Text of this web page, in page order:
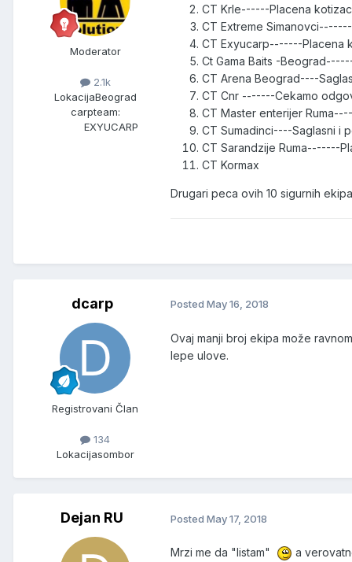
Moderator
2.1k
LokacijaBeograd
carpteam:
EXYUCARP
CT Krle------Placena
CT Extreme
CT Exyucarp-------Placena
Ct Gama Baits -
CT Arena Beograd----
CT Cnr -------Cekamo
CT Master enterijer
CT Sumadinci----Saglasni i
CT Sarandzije Ruma-------
CT Kormax
Drugari peca ovih 10 sigurnih
dcarp
Registrovani Član
134
Lokacijasombor
Posted May 16, 2018
Ovaj manji broj ekipa može
lepe ulove.
Dejan RU Posted May 17, 2018
Mrzi me da "listam" a